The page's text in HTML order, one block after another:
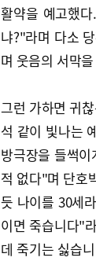
활약을 예고했
냐?"라며 다소
며 웃음의 서막
그런 가하면 귀
석 같이 빛나는
방극장을 들썩
적 없다"며 단호
듯 나이를 30세
이면 죽습니다"
데 죽기는 싫습